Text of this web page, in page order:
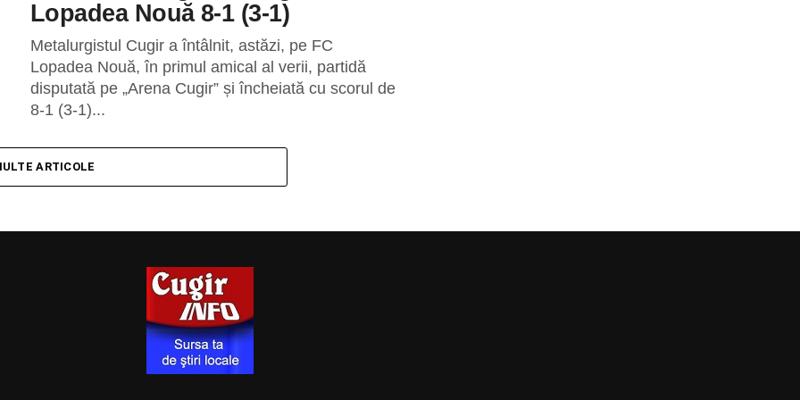
Lopadea Nouă 8-1 (3-1)
Metalurgistul Cugir a întâlnit, astăzi, pe FC
Lopadea Nouă, în primul amical al verii, partidă
disputată pe „Arena Cugir” și încheiată cu scorul de
8-1 (3-1)...
ARTICOLE